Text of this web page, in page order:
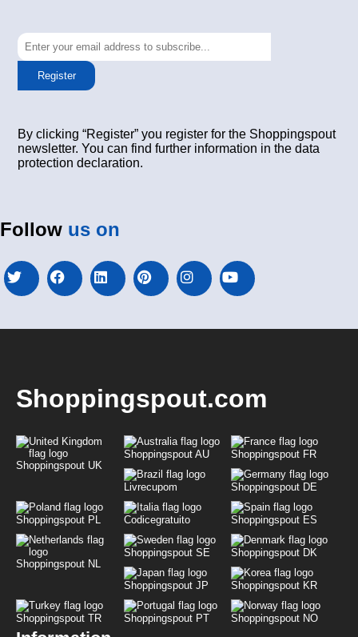
Register
By clicking “Register” you register for the Shoppingspout
newsletter. You can find further information in the data
protection declaration.
Follow us on
Shoppingspout.com
Shoppingspout UK
Shoppingspout AU Shoppingspout FR
Livrecupom Shoppingspout DE
Shoppingspout PL Codicegratuito Shoppingspout ES
Shoppingspout NL
Shoppingspout SE Shoppingspout DK
Shoppingspout JP Shoppingspout KR
Shoppingspout TR Shoppingspout PT Shoppingspout NO